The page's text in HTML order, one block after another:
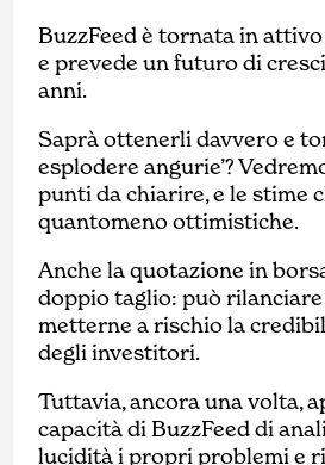
BuzzFeed è tornata in
e prevede un futuro di
anni.
Saprà ottenerli davvero e
esplodere angurie’?
punti da chiarire, e le stime
quantomeno ottimistiche.
Anche la quotazione in
doppio taglio: può rilanciare
metterne a rischio la
degli investitori.
Tuttavia, ancora una volta,
capacità di BuzzFeed di
lucidità i propri problemi e